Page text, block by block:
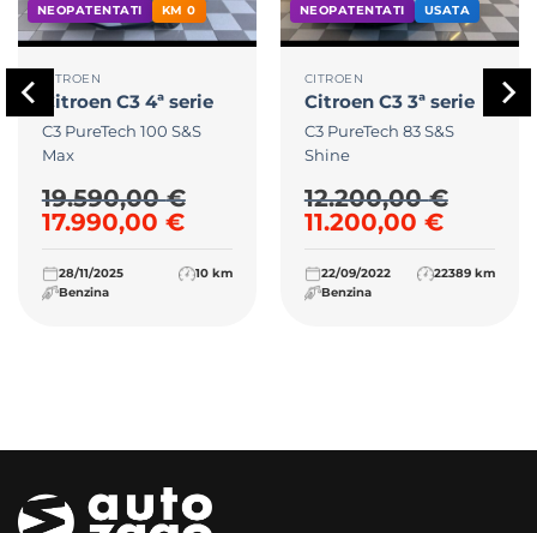
NEOPATENTATI
KM 0
CITROEN
Citroen C3 4ª serie
C3 PureTech 100 S&S
Max
19.590,00€
Il prezzo originale era: 19.590,00 €.
17.990,00 €Il prezzo attuale è:
28/11/2025
10 km
Benzina
NEOPATENTATI
USATA
CITROEN
Citroen C3 3ª serie
C3 PureTech 83 S&S
Shine
12.200,00€
Il prezzo originale
11.200,00 €Il
22/09/2022
22389 km
Benzina
€.19.590,00 €.
attuale è: 17.990,00 €.